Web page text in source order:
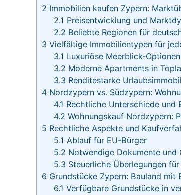
2 Immobilien kaufen Zypern:
2.1 Preisentwicklung und
2.2 Beliebte Regionen für
3 Vielfältige Immobilientypen für
3.1 Luxuriöse Meerblick-Optionen
3.2 Moderne Apartments in
3.3 Renditestarke
4 Nordzypern vs. Südzypern:
4.1 Rechtliche Unterschiede und
4.2 Wohnungskauf Nordzypern:
5 Rechtliche Aspekte und
5.1 Ablauf für EU-Bürger
5.2 Notwendige Dokumente und
5.3 Steuerliche Überlegungen
6 Grundstücke Zypern: Bauland mit
6.1 Verfügbare Grundstücke in